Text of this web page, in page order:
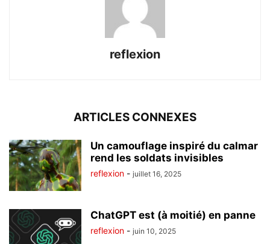
reflexion
ARTICLES CONNEXES
Un camouflage inspiré du calmar
rend les soldats invisibles
reflexion - juillet 16, 2025
ChatGPT est (à moitié) en panne
reflexion - juin 10, 2025